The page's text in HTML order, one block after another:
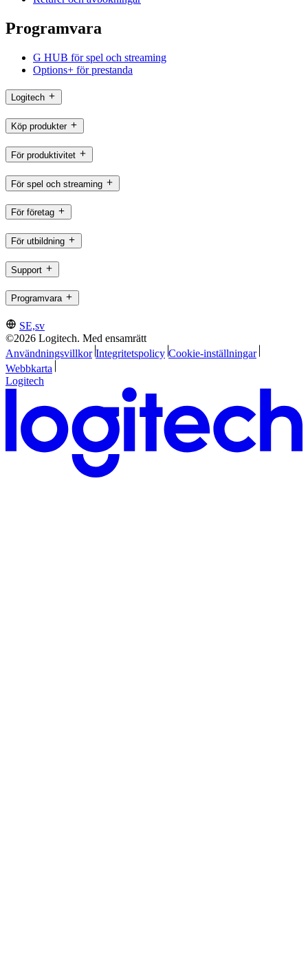
Programvara
G HUB för spel och streaming
Options+ för prestanda
Logitech
Köp produkter
För produktivitet
För spel och streaming
För företag
För utbildning
Support
Programvara
SE,sv
©2026 Logitech. Med ensamrätt
Användningsvillkor Integritetspolicy Cookie-inställningar
Webbkarta
Logitech